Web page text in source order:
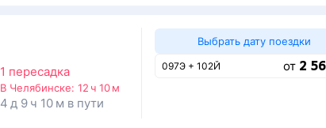
1 пересадка
В Челябинске: 12 ч 10 м
4 д 9 ч 10 м в пути
Выбрать дату поездки
097Э + 102Й от 2